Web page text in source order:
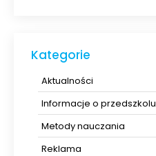
Kategorie
Aktualności
Informacje o przedszkolu
Metody nauczania
Reklama